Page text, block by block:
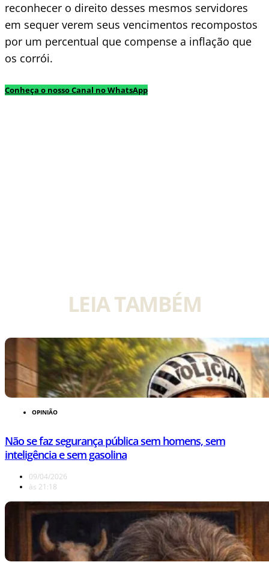
reconhecer o direito desses mesmos servidores
em sequer verem seus vencimentos recompostos
por um percentual que compense a inflação que
os corrói.
Conheça o nosso Canal no WhatsApp
LEIA TAMBÉM
OPINIÃO
Não se faz segurança pública sem homens, sem
inteligência e sem gasolina
09/04/2026
às 21:18